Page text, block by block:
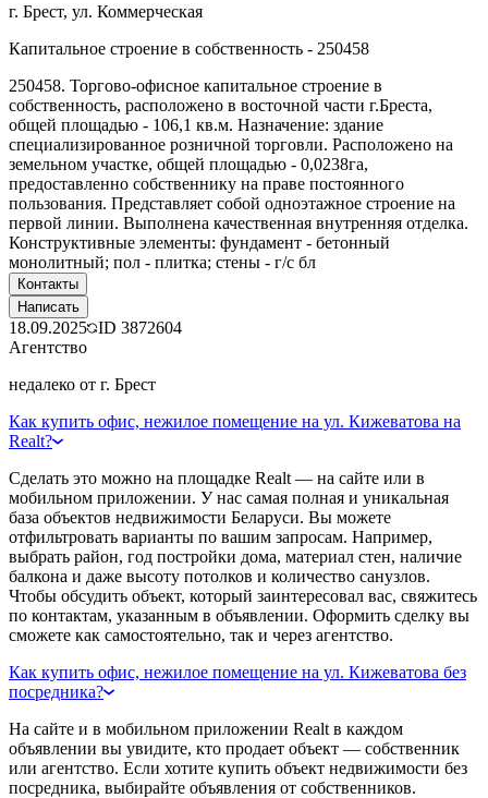
г. Брест, ул. Коммерческая
Капитальное строение в собственность - 250458
250458. Торгово-офисное капитальное строение в
собственность, расположено в восточной части г.Бреста,
общей площадью - 106,1 кв.м. Назначение: здание
специализированное розничной торговли. Расположено на
земельном участке, общей площадью - 0,0238га,
предоставленно собственнику на праве постоянного
пользования. Представляет собой одноэтажное строение на
первой линии. Выполнена качественная внутренняя отделка.
Конструктивные элементы: фундамент - бетонный
монолитный; пол - плитка; стены - г/с бл
Контакты
Написать
18.09.2025 ID 3872604
Агентство
недалеко от г. Брест
Как купить офис, нежилое помещение на ул. Кижеватова на
Realt?
Сделать это можно на площадке Realt — на сайте или в
мобильном приложении. У нас самая полная и уникальная
база объектов недвижимости Беларуси. Вы можете
отфильтровать варианты по вашим запросам. Например,
выбрать район, год постройки дома, материал стен, наличие
балкона и даже высоту потолков и количество санузлов.
Чтобы обсудить объект, который заинтересовал вас, свяжитесь
по контактам, указанным в объявлении. Оформить сделку вы
сможете как самостоятельно, так и через агентство.
Как купить офис, нежилое помещение на ул. Кижеватова без
посредника?
На сайте и в мобильном приложении Realt в каждом
объявлении вы увидите, кто продает объект — собственник
или агентство. Если хотите купить объект недвижимости без
посредника, выбирайте объявления от собственников.